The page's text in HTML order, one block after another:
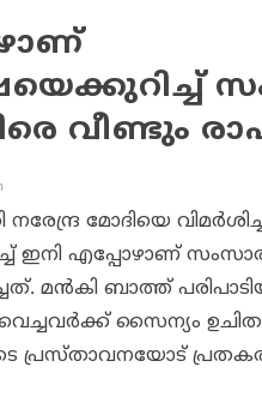
വീണ്ടും
നരേന്ദ്ര മോദിയെ
ഇനി എപ്പോഴാണ്
മന്‍കി ബാത്ത്
സൈന്യം
പ്രസ്താവനയോട്